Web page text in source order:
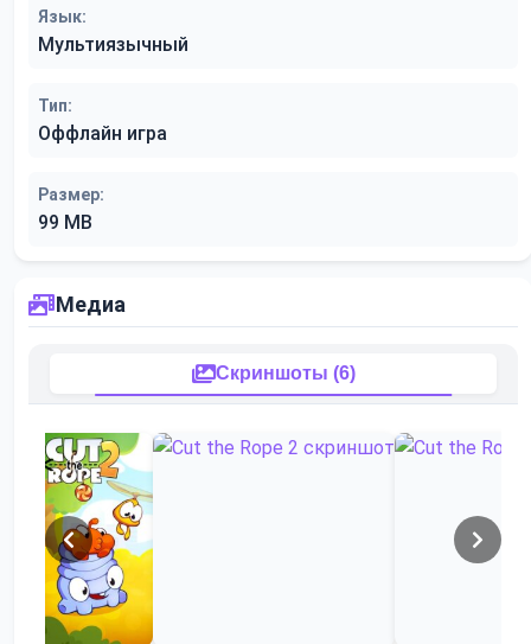
Язык:
Мультиязычный
Тип:
Оффлайн игра
Размер:
99 MB
Медиа
Скриншоты (6)